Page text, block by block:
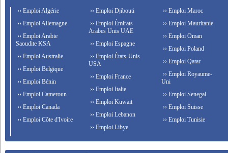
›› Emploi Algérie
›› Emploi Allemagne
›› Emploi Arabie
Saoudite KSA
›› Emploi Australie
›› Emploi Belgique
›› Emploi Bénin
›› Emploi Cameroun
›› Emploi Canada
›› Emploi Côte d'Ivoire
›› Emploi Djibouti
›› Emploi Émirats
Arabes Unis UAE
›› Emploi Espagne
›› Emploi États-Unis
USA
›› Emploi France
›› Emploi Italie
›› Emploi Kuwait
›› Emploi Lebanon
›› Emploi Libye
›› Emploi Maroc
›› Emploi Mauritanie
›› Emploi Oman
›› Emploi Poland
›› Emploi Qatar
›› Emploi Royaume-
Uni
›› Emploi Senegal
›› Emploi Suisse
›› Emploi Tunisie